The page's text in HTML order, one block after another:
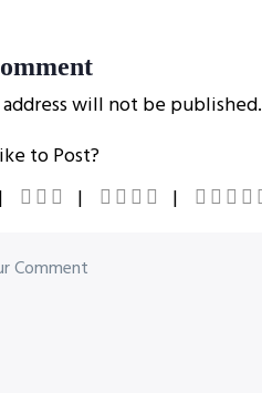
will not be published.
to Post?